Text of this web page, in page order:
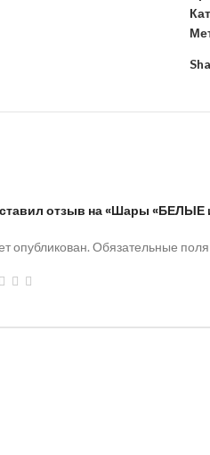
отзыв на «Шары
опубликован. Обязательные